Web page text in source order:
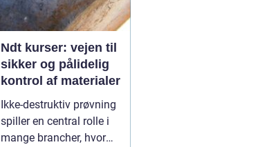
Ndt kurser: vejen til
sikker og pålidelig
kontrol af materialer
Ikke-destruktiv prøvning
spiller en central rolle i
mange brancher, hvor